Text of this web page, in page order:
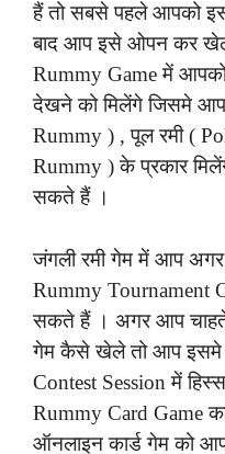
हैं तो सबसे पहले आपको
बाद आप इसे ओपन कर
Rummy Game में
देखने को मिलेंगे जिसमे
Rummy ) , पूल रमी (
Rummy ) के प्रकार
सकते हैं ।
जंगली रमी गेम में आप अगर
Rummy Tournament
सकते हैं । अगर आप चाहते
गेम कैसे खेले तो आप इसमे
Contest Session में
Rummy Card Game
ऑनलाइन कार्ड गेम को